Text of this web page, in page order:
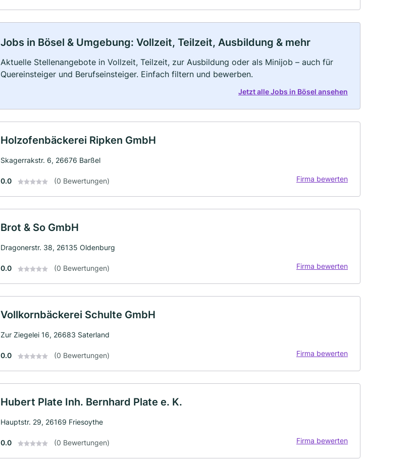
Jobs in Bösel & Umgebung: Vollzeit, Teilzeit, Ausbildung & mehr
Aktuelle Stellenangebote in Vollzeit, Teilzeit, zur Ausbildung oder als Minijob – auch für
Quereinsteiger und Berufseinsteiger. Einfach filtern und bewerben.
Jetzt alle Jobs in Bösel ansehen
Holzofenbäckerei Ripken GmbH
Skagerrakstr. 6, 26676 Barßel
0.0 (0 Bewertungen) Firma bewerten
Brot & So GmbH
Dragonerstr. 38, 26135 Oldenburg
0.0 (0 Bewertungen) Firma bewerten
Vollkornbäckerei Schulte GmbH
Zur Ziegelei 16, 26683 Saterland
0.0 (0 Bewertungen) Firma bewerten
Hubert Plate Inh. Bernhard Plate e. K.
Hauptstr. 29, 26169 Friesoythe
0.0 (0 Bewertungen) Firma bewerten